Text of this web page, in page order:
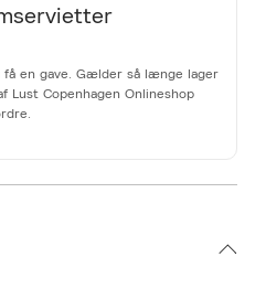
få en gave. Gælder så længe lager
Lust Copenhagen Onlineshop